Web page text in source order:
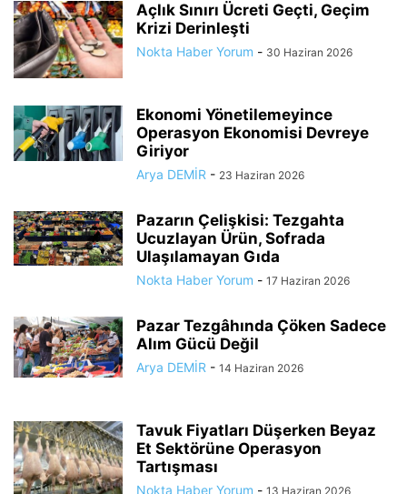
Açlık Sınırı Ücreti Geçti, Geçim
Krizi Derinleşti
Nokta Haber Yorum - 30 Haziran 2026
Ekonomi Yönetilemeyince
Operasyon Ekonomisi Devreye
Giriyor
Arya DEMİR - 23 Haziran 2026
Pazarın Çelişkisi: Tezgahta
Ucuzlayan Ürün, Sofrada
Ulaşılamayan Gıda
Nokta Haber Yorum - 17 Haziran 2026
Pazar Tezgâhında Çöken Sadece
Alım Gücü Değil
Arya DEMİR - 14 Haziran 2026
Tavuk Fiyatları Düşerken Beyaz
Et Sektörüne Operasyon
Tartışması
Nokta Haber Yorum - 13 Haziran 2026